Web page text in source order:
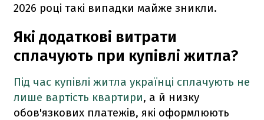
2026 році такі випадки майже зникли.
Які додаткові витрати
сплачують при купівлі житла?
Під час купівлі житла українці сплачують не
лише вартість квартири, а й низку
обов'язкових платежів, які оформлюють